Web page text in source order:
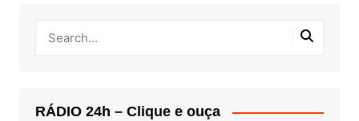
RÁDIO 24h – Clique e ouça